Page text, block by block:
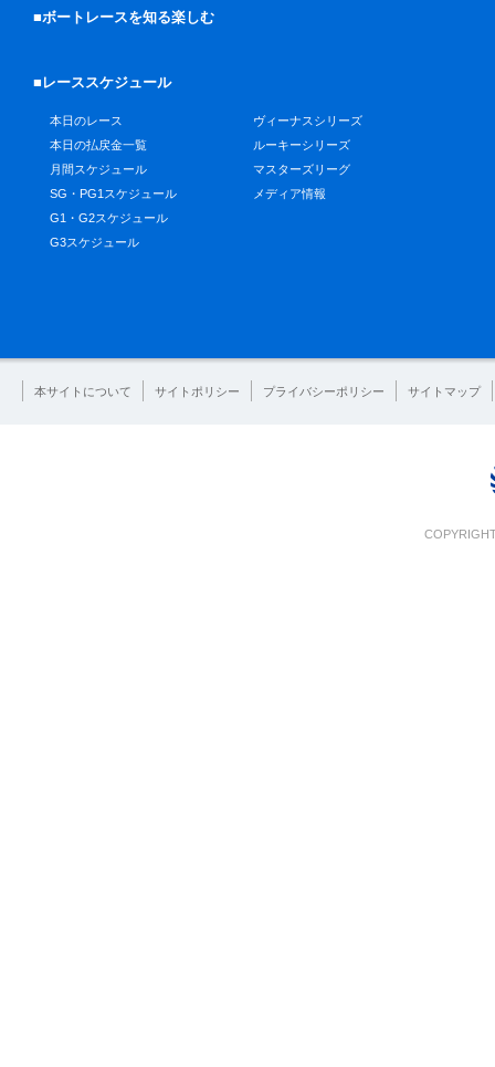
■ボートレースを知る楽しむ
■レーススケジュール
本日のレース
本日の払戻金一覧
月間スケジュール
SG・PG1スケジュール
G1・G2スケジュール
G3スケジュール
ヴィーナスシリーズ
ルーキーシリーズ
マスターズリーグ
メディア情報
本サイトについて サイトポリシー プライバシーポリシー サイトマップ